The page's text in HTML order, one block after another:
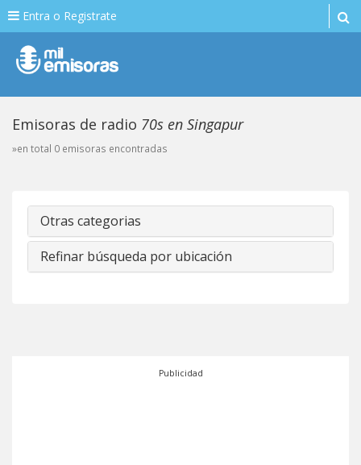
Entra o Registrate
Emisoras de radio 70s en Singapur
»en total 0 emisoras encontradas
Otras categorias
Refinar búsqueda por ubicación
Publicidad